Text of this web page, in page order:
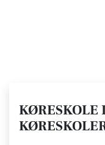
KØRESKOLE